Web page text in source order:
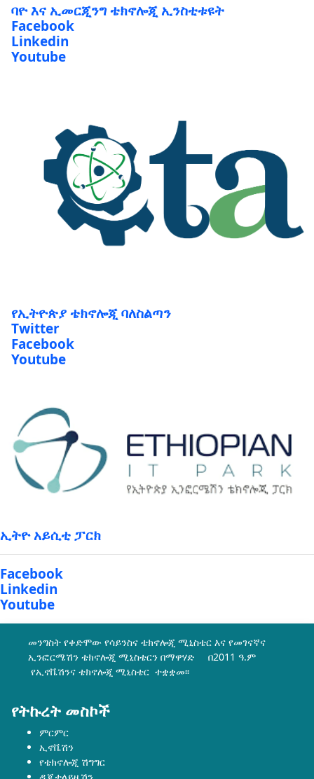
ባዮ እና ኢመርጂንግ ቴክኖሎጂ ኢንስቲቱዩት
Facebook
Linkedin
Youtube
የኢትዮጵያ ቴክኖሎጂ ባለስልጣን
Twitter
Facebook
Youtube
ኢትዮ አይሲቲ ፓርክ
Facebook
Linkedin
Youtube
መንግስት የቀድሞው የሳይንስና ቴክኖሎጂ ሚኒስቴር እና የመገናኛና
ኢንፎርሜሽን ቴክኖሎጂ ሚኒስቴርን በማዋሃድ በ2011 ዓ.ም
የኢኖቬሽንና ቴክኖሎጂ ሚኒስቴር ተቋቋመ፡፡
የትኩረት መስኮች
ምርምር
ኢኖቬሽን
የቴክኖሎጂ ሽግግር